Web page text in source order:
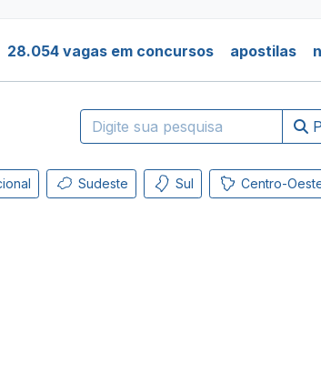
28.054 vagas em concursos apostilas
Sudeste Sul Centro-